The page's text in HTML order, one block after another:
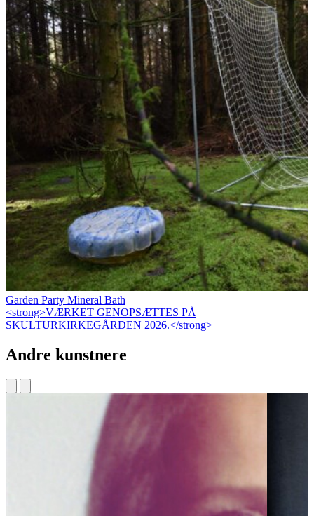
Garden Party Mineral Bath
<strong>VÆRKET GENOPSÆTTES PÅ
SKULTURKIRKEGÅRDEN 2026.</strong>
Andre kunstnere